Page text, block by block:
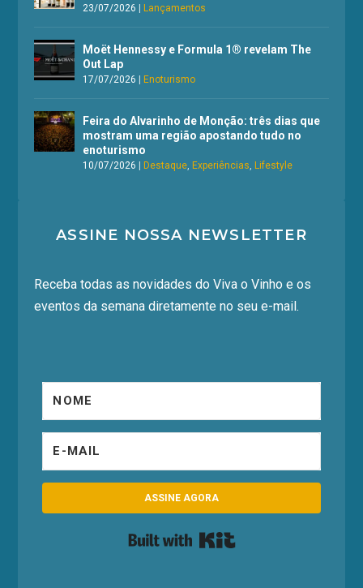
23/07/2026 |Lançamentos
Moët Hennessy e Formula 1® revelam The
Out Lap
17/07/2026 |Enoturismo
Feira do Alvarinho de Monção: três dias que
mostram uma região apostando tudo no
enoturismo
10/07/2026 |Destaque ,Experiências ,Lifestyle
ASSINE NOSSA NEWSLETTER
Receba todas as novidades do Viva o Vinho e os
eventos da semana diretamente no seu e-mail.
ASSINE AGORA